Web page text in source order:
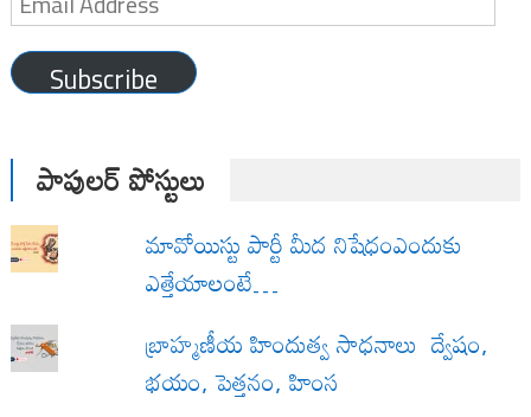
Address
Subscribe
పాపులర్ పోస్టులు
మావోయిస్టు పార్టీ మీద నిషేధంఎందుకు
ఎత్తేయాలంటే…
బ్రాహ్మణీయ హిందుత్వ సాధనాలు ద్వేషం,
భయం, పెత్తనం, హింస